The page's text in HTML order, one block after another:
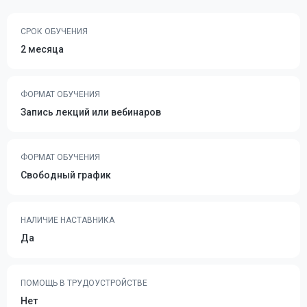
СРОК ОБУЧЕНИЯ
2 месяца
ФОРМАТ ОБУЧЕНИЯ
Запись лекций или вебинаров
ФОРМАТ ОБУЧЕНИЯ
Свободный график
НАЛИЧИЕ НАСТАВНИКА
Да
ПОМОЩЬ В ТРУДОУСТРОЙСТВЕ
Нет